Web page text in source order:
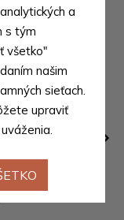
a
s tým
všetko"
našim
sieťach.
upraviť